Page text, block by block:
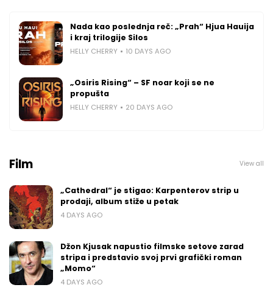
Nada kao poslednja reč: „Prah“ Hjua Hauija
i kraj trilogije Silos
HELLY CHERRY 10 DAYS AGO
„Osiris Rising“ – SF noar koji se ne
propušta
HELLY CHERRY 20 DAYS AGO
Film View all
„Cathedral“ je stigao: Karpenterov strip u
prodaji, album stiže u petak
4 DAYS AGO
Džon Kjusak napustio filmske setove zarad
stripa i predstavio svoj prvi grafički roman
„Momo“
4 DAYS AGO